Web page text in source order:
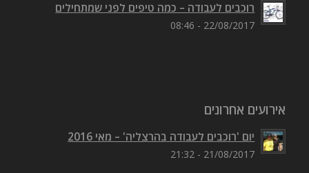
רוכבים לעבודה – כמה טיפים לפני שמתחילים
22/08/2017 - 08:46
אירועים אחרונים
יום 'רוכבים לעבודה בהרצליה' – מאי 2016
21/08/2017 - 21:32